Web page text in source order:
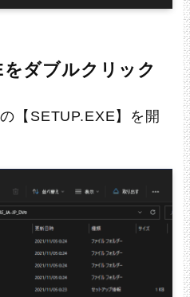
ダブルクリック
【SETUP.EXE】を開